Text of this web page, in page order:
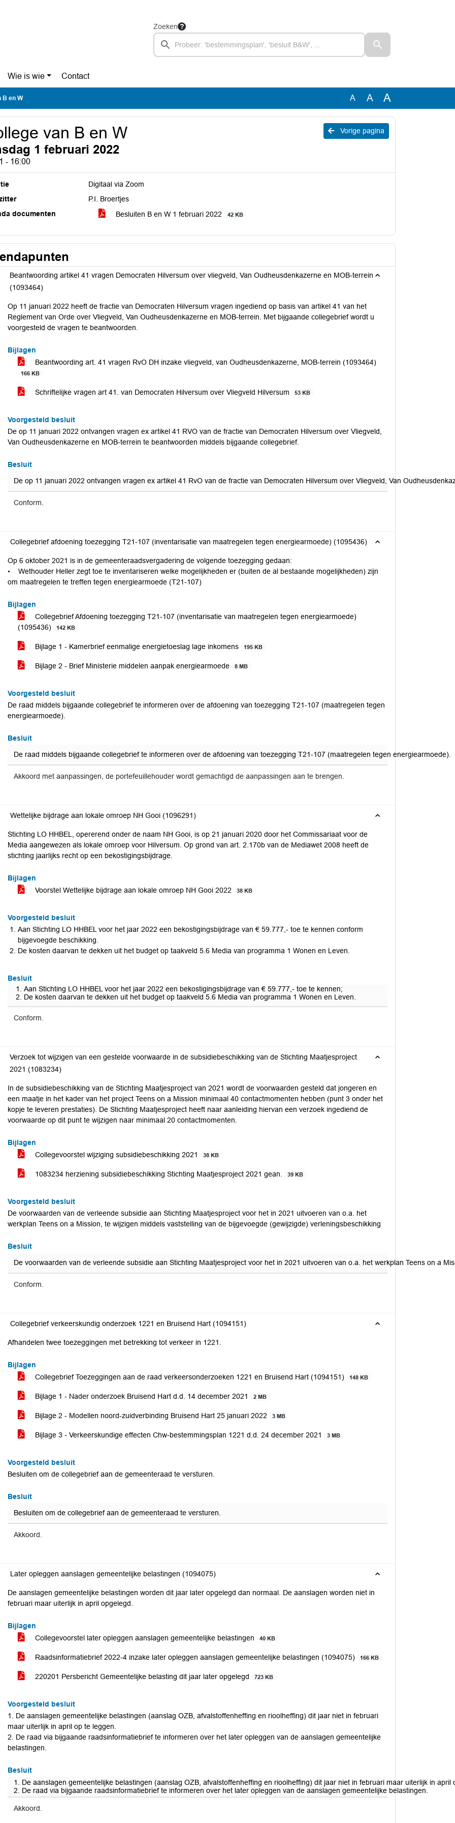
Zoeken
Wie is wie Contact
B en W A A A
Vorige pagina
van B en W
1 februari 2022
- 16:00
Digitaal via Zoom
P.I. Broertjes
documenten
Besluiten B en W 1 februari 2022 42 KB
Beantwoording artikel 41 vragen Democraten Hilversum over vliegveld, Van Oudheusdenkazerne en MOB-terrein
(1093464)
Op 11 januari 2022 heeft de fractie van Democraten Hilversum vragen ingediend op basis van artikel 41 van het
Reglement van Orde over Vliegveld, Van Oudheusdenkazerne en MOB-terrein. Met bijgaande collegebrief wordt u
voorgesteld de vragen te beantwoorden.
Bijlagen
Beantwoording art. 41 vragen RvO DH inzake vliegveld, van Oudheusdenkazerne, MOB-terrein (1093464)
166 KB
Schriftelijke vragen art 41. van Democraten Hilversum over Vliegveld Hilversum 53 KB
Voorgesteld besluit
De op 11 januari 2022 ontvangen vragen ex artikel 41 RVO van de fractie van Democraten Hilversum over Vliegveld,
Van Oudheusdenkazerne en MOB-terrein te beantwoorden middels bijgaande collegebrief.
Besluit
De op 11 januari 2022 ontvangen vragen ex artikel 41 RvO van de fractie van Democraten Hilversum over Vliegveld, Van
Conform.
Collegebrief afdoening toezegging T21-107 (inventarisatie van maatregelen tegen energiearmoede) (1095436)
Op 6 oktober 2021 is in de gemeenteraadsvergadering de volgende toezegging gedaan:
• Wethouder Heller zegt toe te inventariseren welke mogelijkheden er (buiten de al bestaande mogelijkheden) zijn
om maatregelen te treffen tegen energiearmoede (T21-107)
Bijlagen
Collegebrief Afdoening toezegging T21-107 (inventarisatie van maatregelen tegen energiearmoede)
(1095436)
142 KB
Bijlage 1 - Kamerbrief eenmalige energietoeslag lage inkomens 195 KB
Bijlage 2 - Brief Ministerie middelen aanpak energiearmoede 8 MB
Voorgesteld besluit
De raad middels bijgaande collegebrief te informeren over de afdoening van toezegging T21-107 (maatregelen tegen
energiearmoede).
Besluit
De raad middels bijgaande collegebrief te informeren over de afdoening van toezegging T21-107 (maatregelen tegen energiearmoede).
Akkoord met aanpassingen, de portefeuillehouder wordt gemachtigd de aanpassingen aan te brengen.
Wettelijke bijdrage aan lokale omroep NH Gooi (1096291)
Stichting LO HHBEL, opererend onder de naam NH Gooi, is op 21 januari 2020 door het Commissariaat voor de
Media aangewezen als lokale omroep voor Hilversum. Op grond van art. 2.170b van de Mediawet 2008 heeft de
stichting jaarlijks recht op een bekostigingsbijdrage.
Bijlagen
Voorstel Wettelijke bijdrage aan lokale omroep NH Gooi 2022
38 KB
Voorgesteld besluit
Aan Stichting LO HHBEL voor het jaar 2022 een bekostigingsbijdrage van € 59.777,- toe te kennen conform
bijgevoegde beschikking.
De kosten daarvan te dekken uit het budget op taakveld 5.6 Media van programma 1 Wonen en Leven.
Besluit
Aan Stichting LO HHBEL voor het jaar 2022 een bekostigingsbijdrage van € 59.777,- toe te kennen;
De kosten daarvan te dekken uit het budget op taakveld 5.6 Media van programma 1 Wonen en Leven.
Conform.
Verzoek tot wijzigen van een gestelde voorwaarde in de subsidiebeschikking van de Stichting Maatjesproject
2021 (1083234)
In de subsidiebeschikking van de Stichting Maatjesproject van 2021 wordt de voorwaarden gesteld dat jongeren en
een maatje in het kader van het project Teens on a Mission minimaal 40 contactmomenten hebben (punt 3 onder het
kopje te leveren prestaties). De Stichting Maatjesproject heeft naar aanleiding hiervan een verzoek ingediend de
voorwaarde op dit punt te wijzigen naar minimaal 20 contactmomenten.
Bijlagen
Collegevoorstel wijziging subsidiebeschikking 2021
38 KB
1083234 herziening subsidiebeschikking Stichting Maatjesproject 2021 gean. 39 KB
Voorgesteld besluit
De voorwaarden van de verleende subsidie aan Stichting Maatjesproject voor het in 2021 uitvoeren van o.a. het
werkplan Teens on a Mission, te wijzigen middels vaststelling van de bijgevoegde (gewijzigde) verleningsbeschikking
Besluit
De voorwaarden van de verleende subsidie aan Stichting Maatjesproject voor het in 2021 uitvoeren van o.a. het werkplan Teens on a
Conform.
Collegebrief verkeerskundig onderzoek 1221 en Bruisend Hart (1094151)
Afhandelen twee toezeggingen met betrekking tot verkeer in 1221.
Bijlagen
Collegebrief Toezeggingen aan de raad verkeersonderzoeken 1221 en Bruisend Hart (1094151)
148 KB
Bijlage 1 - Nader onderzoek Bruisend Hart d.d. 14 december 2021 2 MB
Bijlage 2 - Modellen noord-zuidverbinding Bruisend Hart 25 januari 2022 3 MB
Bijlage 3 - Verkeerskundige effecten Chw-bestemmingsplan 1221 d.d. 24 december 2021 3 MB
Voorgesteld besluit
Besluiten om de collegebrief aan de gemeenteraad te versturen.
Besluit
Besluiten om de collegebrief aan de gemeenteraad te versturen.
Akkoord.
Later opleggen aanslagen gemeentelijke belastingen (1094075)
De aanslagen gemeentelijke belastingen worden dit jaar later opgelegd dan normaal. De aanslagen worden niet in
februari maar uiterlijk in april opgelegd.
Bijlagen
Collegevoorstel later opleggen aanslagen gemeentelijke belastingen
40 KB
Raadsinformatiebrief 2022-4 inzake later opleggen aanslagen gemeentelijke belastingen (1094075) 166 KB
220201 Persbericht Gemeentelijke belasting dit jaar later opgelegd 723 KB
Voorgesteld besluit
1. De aanslagen gemeentelijke belastingen (aanslag OZB, afvalstoffenheffing en rioolheffing) dit jaar niet in februari
maar uiterlijk in april op te leggen.
2. De raad via bijgaande raadsinformatiebrief te informeren over het later opleggen van de aanslagen gemeentelijke
belastingen.
Besluit
1. De aanslagen gemeentelijke belastingen (aanslag OZB, afvalstoffenheffing en rioolheffing) dit jaar niet in februari maar uiterlijk in april
2. De raad via bijgaande raadsinformatiebrief te informeren over het later opleggen van de aanslagen gemeentelijke belastingen.
Akkoord.